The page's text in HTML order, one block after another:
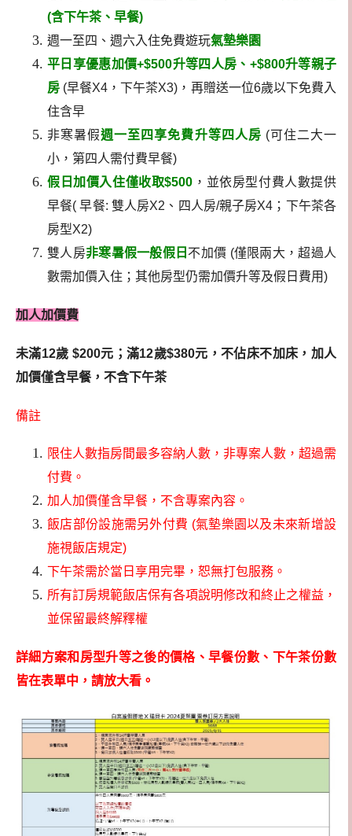
(含下午茶、早餐)
週一至四、週六入住免費遊玩氣墊樂園
平日享優惠加價+$500升等四人房、+$800升等親子
房 (早餐X4，下午茶X3)，再贈送一位6歲以下免費入
住含早
非寒暑假週一至四享免費升等四人房 (可住二大一
小，第四人需付費早餐)
假日加價入住僅收取$500 ，並依房型付費人數提供
早餐( 早餐: 雙人房X2、四人房/親子房X4；下午茶各
房型X2)
雙人房非寒暑假一般假日 不加價 (僅限兩大，超過人
數需加價入住；其他房型仍需加價升等及假日費用)
加人加價費
未滿12歲 $200元；滿12歲$380元，不佔床不加床，加人
加價僅含早餐，不含下午茶
備註
限住人數指房間最多容納人數，非專案人數，超過需
付費。
加人加價僅含早餐，不含專案內容。
飯店部份設施需另外付費 (氣墊樂園以及未來新增設
施視飯店規定)
下午茶需於當日享用完畢，恕無打包服務。
所有訂房規範飯店保有各項說明修改和終止之權益，
並保留最終解釋權
詳細方案和房型升等之後的價格、早餐份數、下午茶份數
皆在表單中，請放大看。